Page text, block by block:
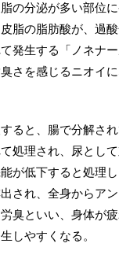
の分泌が多い部位
脂の脂肪酸が、過
発生する「ノネナ
さを感じるニオイに
ると、腸で分解さ
処理され、尿とし
が低下すると処理
され、全身からア
臭といい、身体が
しやすくなる。